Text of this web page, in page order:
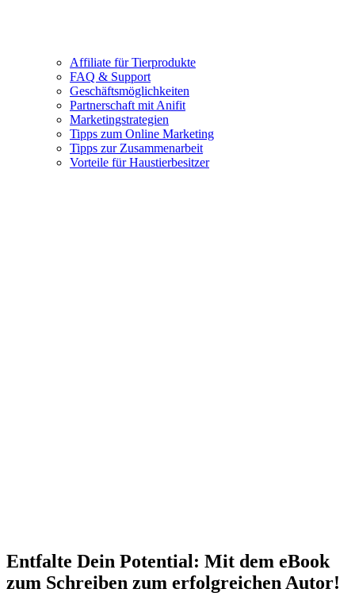
Affiliate für Tierprodukte
FAQ & Support
Geschäftsmöglichkeiten
Partnerschaft mit Anifit
Marketingstrategien
Tipps zum Online Marketing
Tipps zur Zusammenarbeit
Vorteile für Haustierbesitzer
Entfalte Dein Potential: Mit dem eBook
zum Schreiben zum erfolgreichen Autor!